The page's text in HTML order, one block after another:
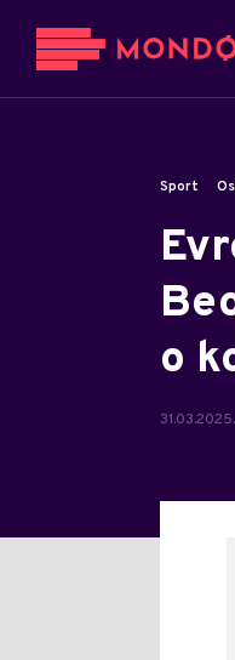
Sport
o